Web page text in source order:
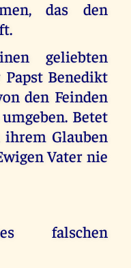
das den
geliebten
Benedikt
den Feinden
Betet
Glauben
Vater nie
falschen